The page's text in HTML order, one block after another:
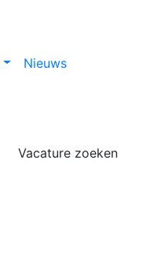
Nieuws
Vacature zoeken